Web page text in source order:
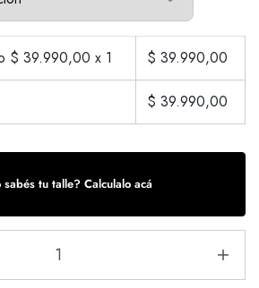
$ 39.990,00 x 1 $ 39.990,00
$ 39.990,00
sabés tu talle? Calculalo acá